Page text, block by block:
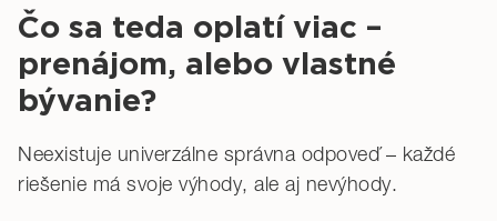
Čo sa teda oplatí viac –
prenájom, alebo vlastné
bývanie?
Neexistuje univerzálne správna odpoveď – každé
riešenie má svoje výhody, ale aj nevýhody.